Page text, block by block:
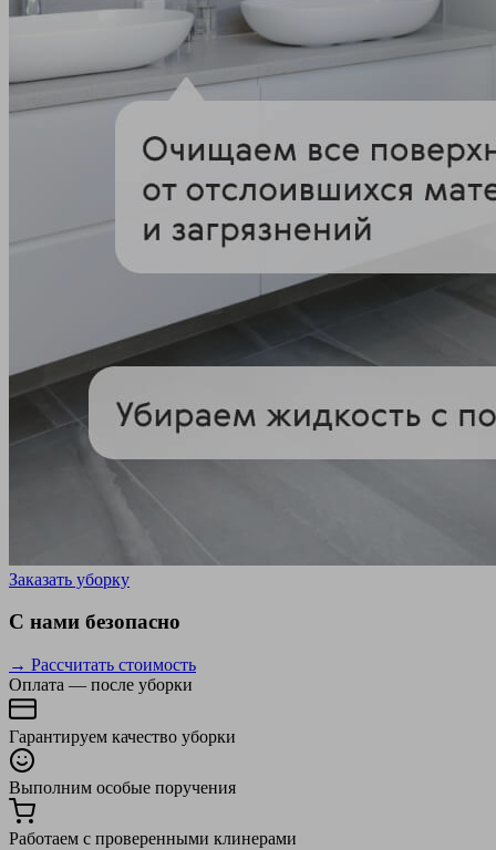
Заказать уборку
С нами безопасно
→ Рассчитать стоимость
Оплата — после уборки
Гарантируем качество уборки
Выполним особые поручения
Работаем с проверенными клинерами